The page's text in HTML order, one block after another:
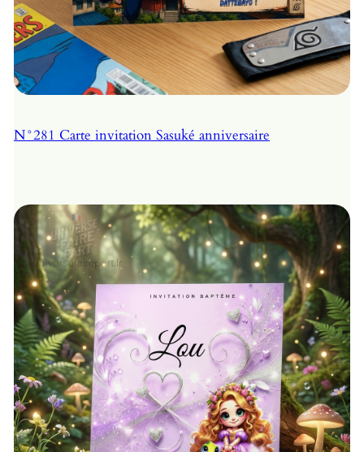
N°281 Carte invitation Sasuké anniversaire